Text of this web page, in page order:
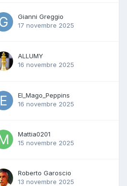
Gianni Greggio
17 novembre 2025
ALLUMY
16 novembre 2025
El_Mago_Peppins
16 novembre 2025
Mattia0201
15 novembre 2025
Roberto Garoscio
13 novembre 2025